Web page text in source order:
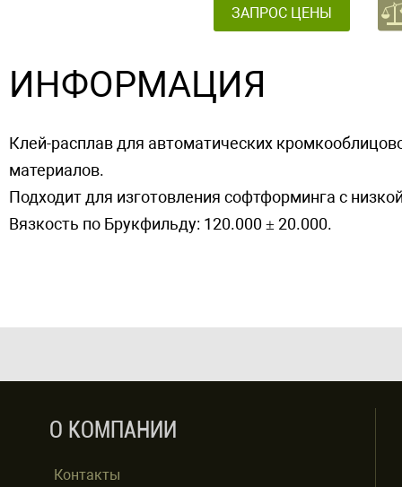
ЗАПРОС ЦЕНЫ
ИНФОРМАЦИЯ
Клей-расплав для автоматических
материалов.
Подходит для изготовления софтформинга с
Вязкость по Брукфильду: 120.000 ± 20.000.
О КОМПАНИИ
Контакты